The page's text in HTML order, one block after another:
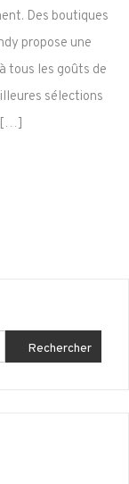
Bondy
Quatre
Hôtels
pour
Des boutiques
propose une
tous les goûts de
sélections
[…]
Rechercher